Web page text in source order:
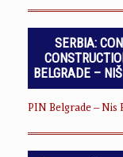
SERBIA:
BELGRADE –
PIN Belgrade – Nis